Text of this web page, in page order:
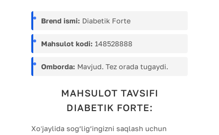
Brend ismi: Diabetik Forte
Mahsulot kodi: 148528888
Omborda: Mavjud. Tez orada tugaydi.
MAHSULOT TAVSIFI
DIABETIK FORTE:
Xoʻjaylida sog’lig’ingizni saqlash uchun